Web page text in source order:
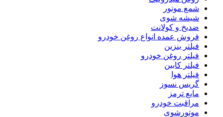
شمع موتور
شیشه شوی
ضدیخ و کولانت
فروش عمده انواع روغن خودرو
فیلتر بنزین
فیلتر روغن خودرو
فیلتر کابین
فیلتر هوا
گریس نسوز
مایع ترمز
مراقبت خودرو
موتورشوی